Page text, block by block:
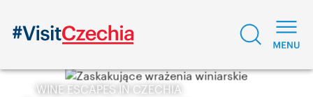
WINE ESCAPES IN CZECHIA